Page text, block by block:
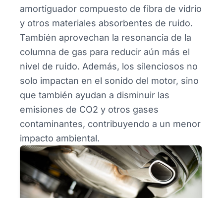
amortiguador compuesto de fibra de vidrio
y otros materiales absorbentes de ruido.
También aprovechan la resonancia de la
columna de gas para reducir aún más el
nivel de ruido. Además, los silenciosos no
solo impactan en el sonido del motor, sino
que también ayudan a disminuir las
emisiones de CO2 y otros gases
contaminantes, contribuyendo a un menor
impacto ambiental.